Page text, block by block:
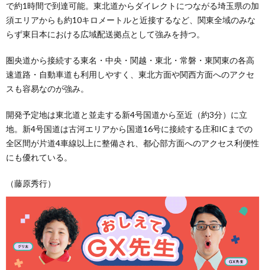
で約1時間で到達可能。東北道からダイレクトにつながる埼玉県の加
須エリアからも約10キロメートルと近接するなど、関東全域のみな
らず東日本における広域配送拠点として強みを持つ。
圏央道から接続する東名・中央・関越・東北・常磐・東関東の各高
速道路・自動車道も利用しやすく、東北方面や関西方面へのアクセ
スも容易なのが強み。
開発予定地は東北道と並走する新4号国道から至近（約3分）に立
地。新4号国道は古河エリアから国道16号に接続する庄和ICまでの
全区間が片道4車線以上に整備され、都心部方面へのアクセス利便性
にも優れている。
（藤原秀行）